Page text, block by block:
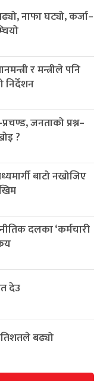
नाफा घट्यो, कर्जा–
र मन्त्रीले पनि
निर्देशन
जनताको प्रश्न–
?
बाटो नखोजिए
दलका ‘कर्मचारी
देउ
बढ्यो